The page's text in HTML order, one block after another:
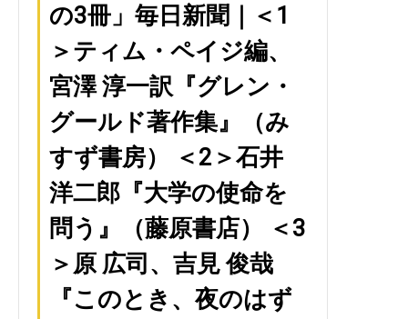
の3冊」毎日新聞｜＜1
＞ティム・ペイジ編、
宮澤 淳一訳『グレン・
グールド著作集』（み
すず書房） ＜2＞石井
洋二郎『大学の使命を
問う』（藤原書店） ＜3
＞原 広司、吉見 俊哉
『このとき、夜のはず